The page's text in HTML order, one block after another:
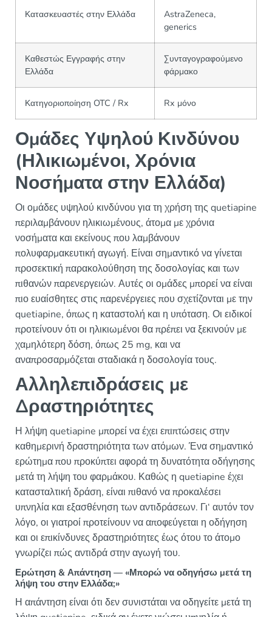
Κατασκευαστές στην Ελλάδα
AstraZeneca,
generics
Καθεστώς Εγγραφής στην
Ελλάδα
Συνταγογραφούμενο
φάρμακο
Κατηγοριοποίηση OTC / Rx Rx μόνο
Ομάδες Υψηλού Κινδύνου
(Ηλικιωμένοι, Χρόνια
Νοσήματα στην Ελλάδα)
Οι ομάδες υψηλού κινδύνου για τη χρήση της quetiapine
περιλαμβάνουν ηλικιωμένους, άτομα με χρόνια
νοσήματα και εκείνους που λαμβάνουν
πολυφαρμακευτική αγωγή. Είναι σημαντικό να γίνεται
προσεκτική παρακολούθηση της δοσολογίας και των
πιθανών παρενεργειών. Αυτές οι ομάδες μπορεί να είναι
πιο ευαίσθητες στις παρενέργειες που σχετίζονται με την
quetiapine, όπως η καταστολή και η υπόταση. Οι ειδικοί
προτείνουν ότι οι ηλικιωμένοι θα πρέπει να ξεκινούν με
χαμηλότερη δόση, όπως 25 mg, και να
αναπροσαρμόζεται σταδιακά η δοσολογία τους.
Αλληλεπιδράσεις με
Δραστηριότητες
Η λήψη quetiapine μπορεί να έχει επιπτώσεις στην
καθημερινή δραστηριότητα των ατόμων. Ένα σημαντικό
ερώτημα που προκύπτει αφορά τη δυνατότητα οδήγησης
μετά τη λήψη του φαρμάκου. Καθώς η quetiapine έχει
κατασταλτική δράση, είναι πιθανό να προκαλέσει
υπνηλία και εξασθένηση των αντιδράσεων. Γι‘ αυτόν τον
λόγο, οι γιατροί προτείνουν να αποφεύγεται η οδήγηση
και οι επικίνδυνες δραστηριότητες έως ότου το άτομο
γνωρίζει πώς αντιδρά στην αγωγή του.
Ερώτηση & Απάντηση — «Μπορώ να οδηγήσω μετά τη
λήψη του στην Ελλάδα;»
Η απάντηση είναι ότι δεν συνιστάται να οδηγείτε μετά τη